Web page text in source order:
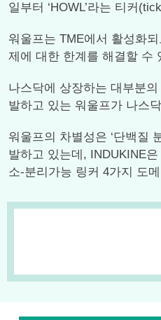
일부터 ‘HOWL’라는 티커
워울프는 TME에서 활성화
제에 대한 한계를 해결할 수
나스닥에 상장하는 대부분
발하고 있는 워울프가 나스
워울프의 차별성은 ‘단백질
발하고 있는데, INDUKINE
소-분리가능 링커 4가지 도